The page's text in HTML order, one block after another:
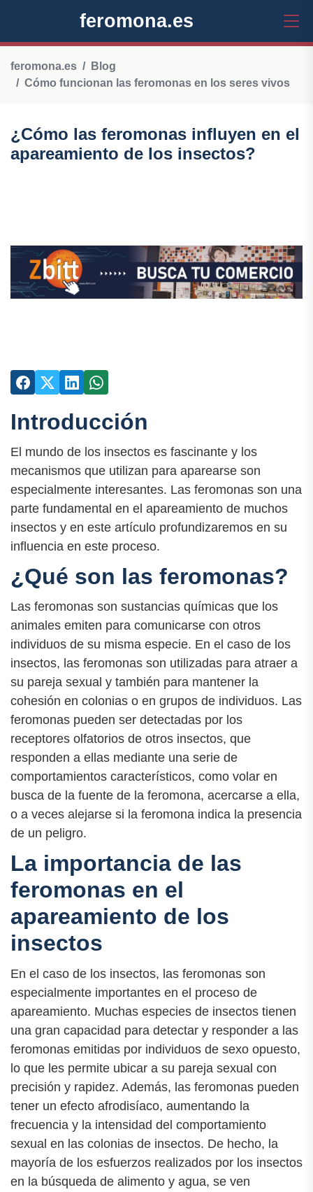
feromona.es
feromona.es
Blog
Cómo funcionan las feromonas en los seres vivos
¿Cómo las feromonas influyen en el
apareamiento de los insectos?
Introducción
El mundo de los insectos es fascinante y los
mecanismos que utilizan para aparearse son
especialmente interesantes. Las feromonas son una
parte fundamental en el apareamiento de muchos
insectos y en este artículo profundizaremos en su
influencia en este proceso.
¿Qué son las feromonas?
Las feromonas son sustancias químicas que los
animales emiten para comunicarse con otros
individuos de su misma especie. En el caso de los
insectos, las feromonas son utilizadas para atraer a
su pareja sexual y también para mantener la
cohesión en colonias o en grupos de individuos. Las
feromonas pueden ser detectadas por los
receptores olfatorios de otros insectos, que
responden a ellas mediante una serie de
comportamientos característicos, como volar en
busca de la fuente de la feromona, acercarse a ella,
o a veces alejarse si la feromona indica la presencia
de un peligro.
La importancia de las
feromonas en el
apareamiento de los
insectos
En el caso de los insectos, las feromonas son
especialmente importantes en el proceso de
apareamiento. Muchas especies de insectos tienen
una gran capacidad para detectar y responder a las
feromonas emitidas por individuos de sexo opuesto,
lo que les permite ubicar a su pareja sexual con
precisión y rapidez. Además, las feromonas pueden
tener un efecto afrodisíaco, aumentando la
frecuencia y la intensidad del comportamiento
sexual en las colonias de insectos. De hecho, la
mayoría de los esfuerzos realizados por los insectos
en la búsqueda de alimento y agua, se ven